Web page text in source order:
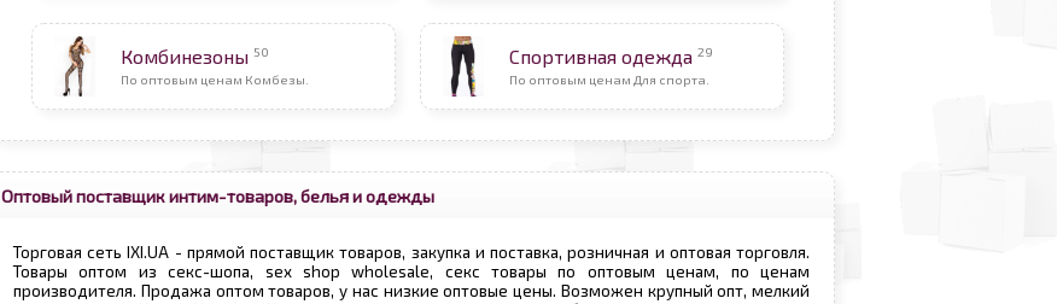
Комбинезоны 50
По оптовым ценам Комбезы.
Спортивная одежда 29
По оптовым ценам Для спорта.
Оптовый поставщик интим-товаров, белья и одежды
Торговая сеть IXI.UA - прямой поставщик товаров, закупка и поставка, розничная и оптовая торговля.
Товары оптом из секс-шопа, sex shop wholesale, секс товары по оптовым ценам, по ценам
производителя. Продажа оптом товаров, у нас низкие оптовые цены. Возможен крупный опт, мелкий